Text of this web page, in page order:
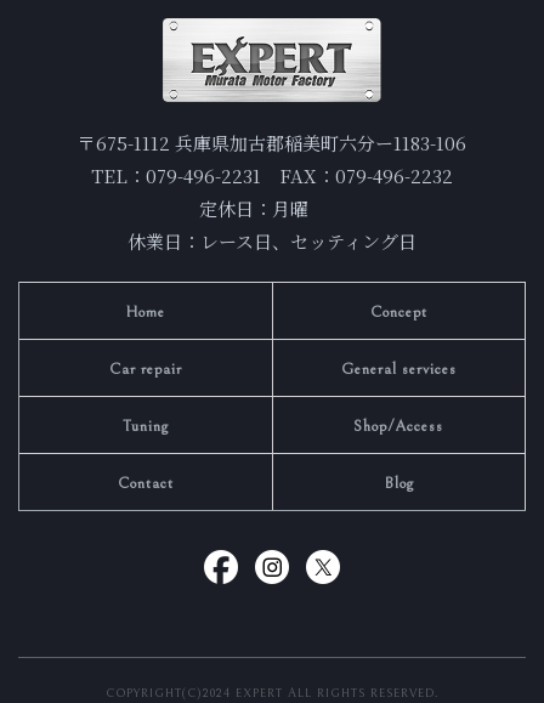
〒675-1112 兵庫県加古郡稲美町六分ー1183-106
TEL：079-496-2231 FAX：079-496-2232
定休日：月曜
休業日：レース日、セッティング日
Home Concept
Car repair General services
Tuning Shop/Access
Contact Blog
COPYRIGHT(C)2024 EXPERT ALL RIGHTS RESERVED.